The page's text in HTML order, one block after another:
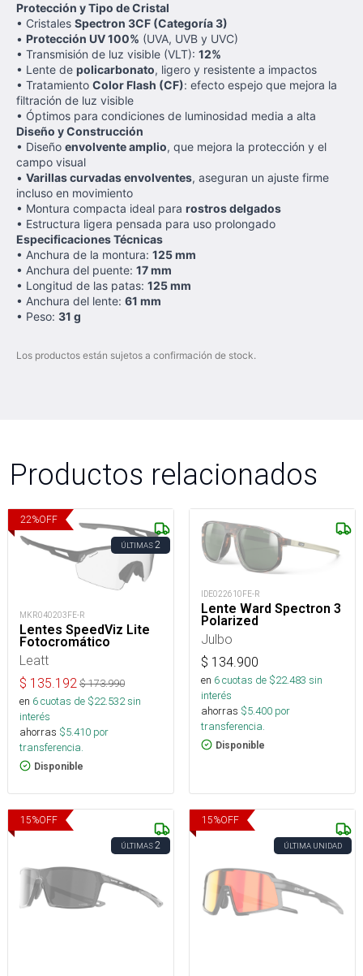
Protección y Tipo de Cristal
• Cristales Spectron 3CF (Categoría 3)
• Protección UV 100% (UVA, UVB y UVC)
• Transmisión de luz visible (VLT): 12%
• Lente de policarbonato, ligero y resistente a impactos
• Tratamiento Color Flash (CF): efecto espejo que mejora la
filtración de luz visible
• Óptimos para condiciones de luminosidad media a alta
Diseño y Construcción
• Diseño envolvente amplio, que mejora la protección y el
campo visual
• Varillas curvadas envolventes, aseguran un ajuste firme
incluso en movimiento
• Montura compacta ideal para rostros delgados
• Estructura ligera pensada para uso prolongado
Especificaciones Técnicas
• Anchura de la montura: 125 mm
• Anchura del puente: 17 mm
• Longitud de las patas: 125 mm
• Anchura del lente: 61 mm
• Peso: 31 g
Los productos están sujetos a confirmación de stock.
Productos relacionados
22%OFF
ÚLTIMAS2
MKR040203FE-R
Lentes SpeedViz Lite
Fotocromático
Leatt
$ 135.192 $173.990
en 6cuotas de $22.532sin
interés
ahorras $5.410 por
transferencia.
Disponible
IDE022610FE-R
Lente Ward Spectron 3
Polarized
Julbo
$ 134.900
en 6cuotas de $22.483 sin
interés
ahorras $5.400 por
transferencia.
Disponible
15%OFF
ÚLTIMAS2
15%OFF
ÚLTIMA UNIDAD